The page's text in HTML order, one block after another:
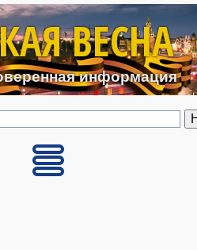
Перейти к основному
ВЕСНА
информация